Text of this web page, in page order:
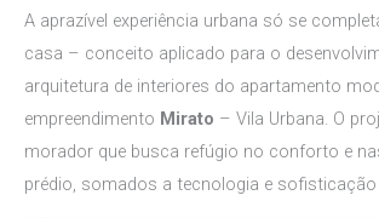
A aprazível experiência urbana só se
casa – conceito aplicado para o
arquitetura de interiores do apartamento
empreendimento Mirato – Vila Urbana. O
morador que busca refúgio no conforto e
prédio, somados a tecnologia e sofisticação